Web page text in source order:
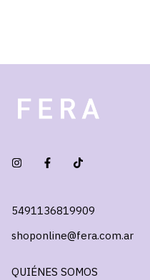
5491136819909
shoponline@fera.com.ar
QUIÉNES SOMOS